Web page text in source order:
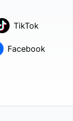
TikTok
Facebook